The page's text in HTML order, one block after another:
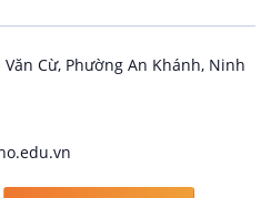
Cừ, Phường An Khánh, Ninh
Thơ